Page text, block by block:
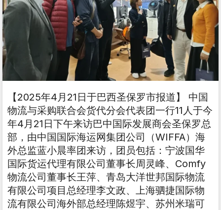
【2025年4月21日于巴西圣保罗市报道】 中国
物流与采购联合会货代分会代表团一行11人于今
年4月21日下午来访巴中国际发展商会圣保罗总
部，由中国国际海运网集团公司（WIFFA）海
外总监蓝小晨率团来访，团员包括：宁波国华
国际货运代理有限公司董事长周灵峰、Comfy
物流公司董事长王萍、青岛大洋世邦国际物流
有限公司项目总经理李文政、上海驷捷国际物
流有限公司海外部总经理陈煜宇、苏州米瑞可